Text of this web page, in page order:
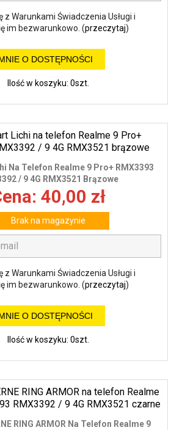
z Warunkami Świadczenia Usługi i
im bezwarunkowo. (przeczytaj)
O DOSTĘPNOŚCI
Ilość w koszyku: 0szt.
Na Telefon Realme 9 Pro+ RMX3393
/ 9 4G RMX3521 Brązowe
40,00 zł
Brak na magazynie
z Warunkami Świadczenia Usługi i
im bezwarunkowo. (przeczytaj)
O DOSTĘPNOŚCI
Ilość w koszyku: 0szt.
RING ARMOR Na Telefon Realme 9